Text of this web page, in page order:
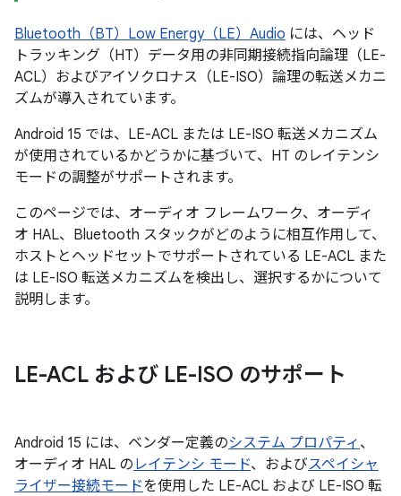
Bluetooth（BT）Low Energy（LE）Audio には、ヘッド
トラッキング（HT）データ用の非同期接続指向論理（LE-
ACL）およびアイソクロナス（LE-ISO）論理の転送メカニ
ズムが導入されています。
Android 15 では、LE-ACL または LE-ISO 転送メカニズム
が使用されているかどうかに基づいて、HT のレイテンシ
モードの調整がサポートされます。
このページでは、オーディオ フレームワーク、オーディ
オ HAL、Bluetooth スタックがどのように相互作用して、
ホストとヘッドセットでサポートされている LE-ACL また
は LE-ISO 転送メカニズムを検出し、選択するかについて
説明します。
LE-ACL および LE-ISO のサポート
Android 15 には、ベンダー定義のシステム プロパティ 、
オーディオ HAL の レイテンシ モード、およびスペイシャ
ライザー接続モードを使用した LE-ACL および LE-ISO 転